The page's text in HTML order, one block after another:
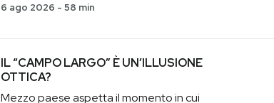
6 ago 2026 - 58 min
IL “CAMPO LARGO” È UN’ILLUSIONE
OTTICA?
Mezzo paese aspetta il momento in cui